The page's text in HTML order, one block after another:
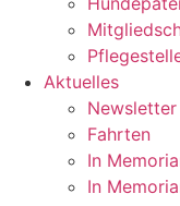
Aktuelles
Newsletter
Fahrten
In
In